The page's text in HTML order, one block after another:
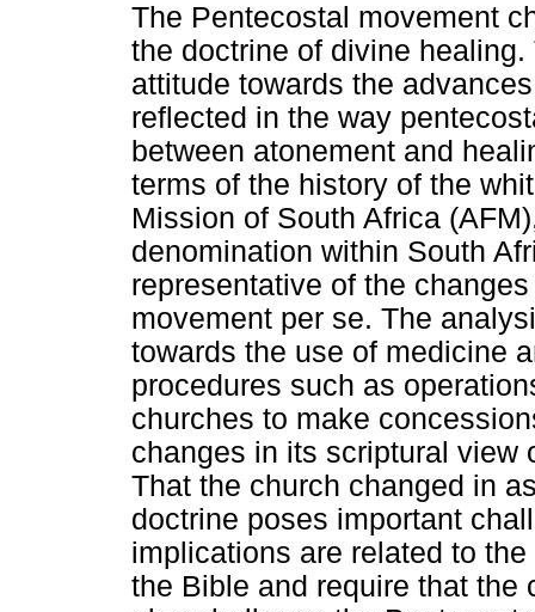
The Pentecostal movement
the doctrine of divine
attitude towards the
reflected in the way
between atonement and
terms of the history of the
Mission of South Africa
denomination within South
representative of the
movement per se. The
towards the use of medicine
procedures such as
churches to make
changes in its scriptural view
That the church changed in
doctrine poses important
implications are related to
the Bible and require that the